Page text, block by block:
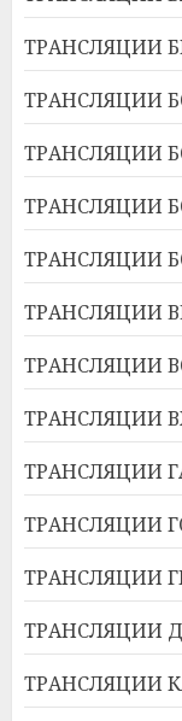
ТРАНСЛЯЦИИ
ТРАНСЛЯЦИИ
ТРАНСЛЯЦИИ
ТРАНСЛЯЦИИ
ТРАНСЛЯЦИИ
ТРАНСЛЯЦИИ
ТРАНСЛЯЦИИ
ТРАНСЛЯЦИИ
ТРАНСЛЯЦИИ
ТРАНСЛЯЦИИ
ТРАНСЛЯЦИИ
ТРАНСЛЯЦИИ
ТРАНСЛЯЦИИ